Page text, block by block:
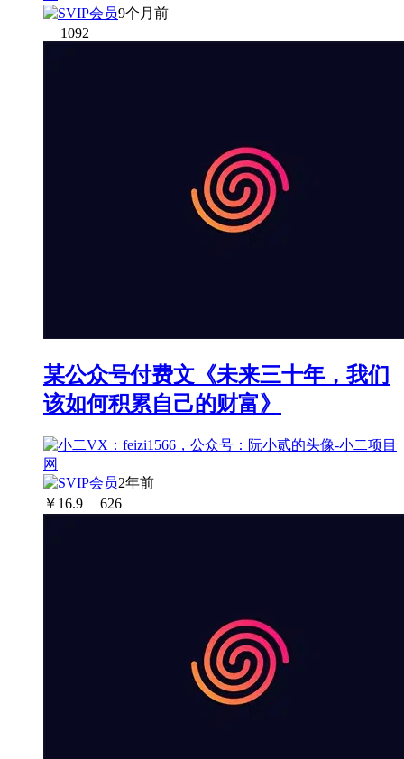
9个月前
1092
某公众号付费文《未来三十年，我们
该如何积累自己的财富》
2年前
￥ 16.9 626